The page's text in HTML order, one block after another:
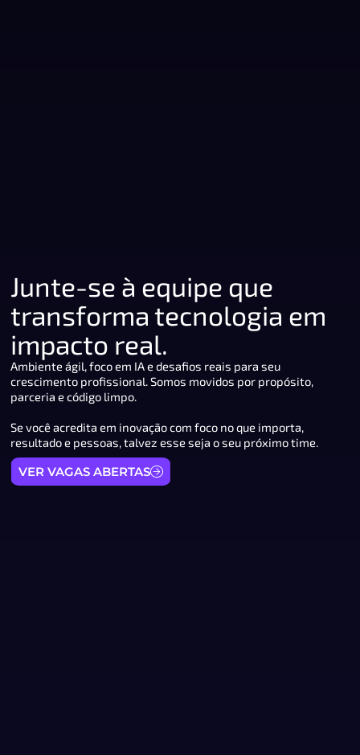
Junte-se à equipe que
transforma tecnologia em
impacto real.
Ambiente ágil, foco em IA e desafios reais para seu
crescimento profissional. Somos movidos por propósito,
parceria e código limpo.
Se você acredita em inovação com foco no que importa,
resultado e pessoas, talvez esse seja o seu próximo time.
VER VAGAS ABERTAS